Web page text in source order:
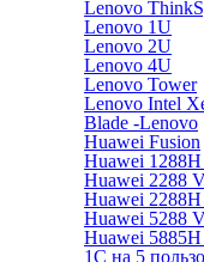
Lenovo
Lenovo 1U
Lenovo 2U
Lenovo 4U
Lenovo Tower
Lenovo Intel
Blade -Lenovo
Huawei Fusion
Huawei
Huawei 2288
Huawei
Huawei 5288
Huawei
1С на 5